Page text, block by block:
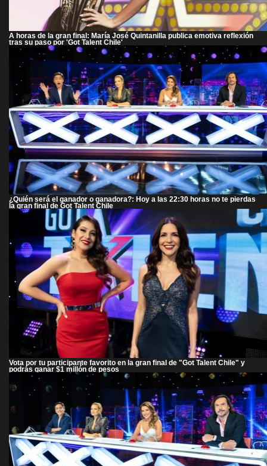
A horas de la gran final: María José Quintanilla publica emotiva reflexión
tras su paso por 'Got Talent Chile'
¿Quién será el ganador o ganadora?: Hoy a las 22:30 horas no te pierdas
la gran final de Got Talent Chile
Vota por tu participante favorito en la gran final de "Got Talent Chile" y
podrás ganar $1 millón de pesos